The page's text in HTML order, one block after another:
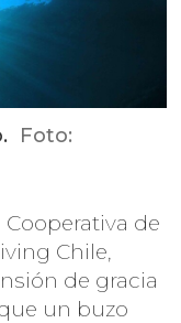
Foto:
de
Chile,
de gracia
un buzo